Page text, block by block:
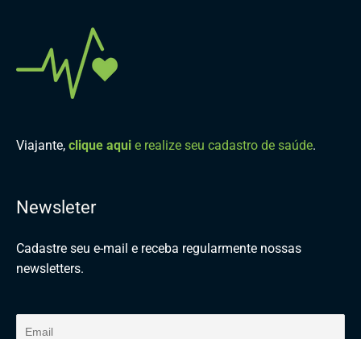
Viajante, clique aqui e realize seu cadastro de saúde.
Newsleter
Cadastre seu e-mail e receba regularmente nossas
newsletters.